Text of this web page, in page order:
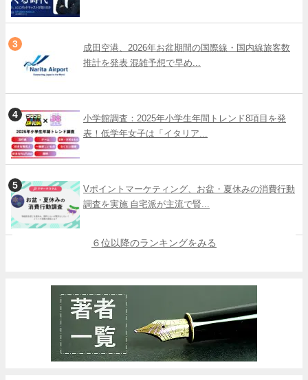
成田空港、2026年お盆期間の国際線・国内線旅客数
推計を発表 混雑予想で早め...
小学館調査：2025年小学生年間トレンド8項目を発
表！低学年女子は「イタリア...
Vポイントマーケティング、お盆・夏休みの消費行動
調査を実施 自宅派が主流で賢...
６位以降のランキングをみる